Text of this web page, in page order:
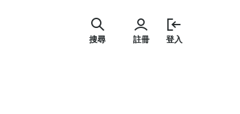
註冊 登入
搜尋